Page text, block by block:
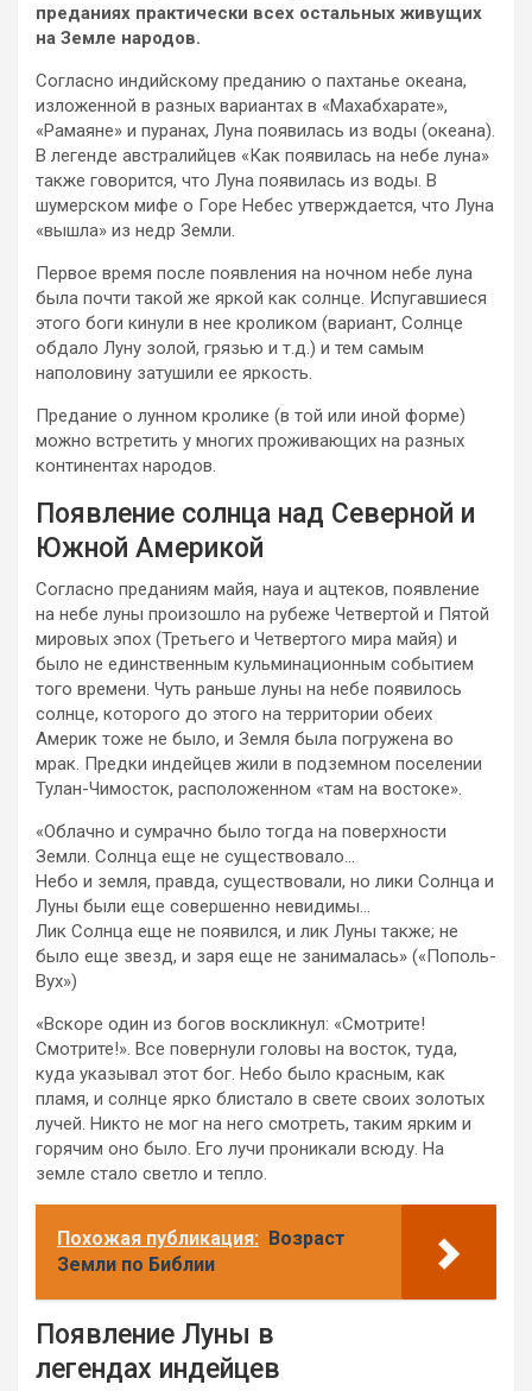
преданиях практически всех остальных живущих
на Земле народов.
Согласно индийскому преданию о пахтанье океана,
изложенной в разных вариантах в «Махабхарате»,
«Рамаяне» и пуранах, Луна появилась из воды (океана).
В легенде австралийцев «Как появилась на небе луна»
также говорится, что Луна появилась из воды. В
шумерском мифе о Горе Небес утверждается, что Луна
«вышла» из недр Земли.
Первое время после появления на ночном небе луна
была почти такой же яркой как солнце. Испугавшиеся
этого боги кинули в нее кроликом (вариант, Солнце
обдало Луну золой, грязью и т.д.) и тем самым
наполовину затушили ее яркость.
Предание о лунном кролике (в той или иной форме)
можно встретить у многих проживающих на разных
континентах народов.
Появление солнца над Северной и
Южной Америкой
Согласно преданиям майя, науа и ацтеков, появление
на небе луны произошло на рубеже Четвертой и Пятой
мировых эпох (Третьего и Четвертого мира майя) и
было не единственным кульминационным событием
того времени. Чуть раньше луны на небе появилось
солнце, которого до этого на территории обеих
Америк тоже не было, и Земля была погружена во
мрак. Предки индейцев жили в подземном поселении
Тулан-Чимосток, расположенном «там на востоке».
«Облачно и сумрачно было тогда на поверхности
Земли. Солнца еще не существовало…
Небо и земля, правда, существовали, но лики Солнца и
Луны были еще совершенно невидимы…
Лик Солнца еще не появился, и лик Луны также; не
было еще звезд, и заря еще не занималась» («Пополь-
Вух»)
«Вскоре один из богов воскликнул: «Смотрите!
Смотрите!». Все повернули головы на восток, туда,
куда указывал этот бог. Небо было красным, как
пламя, и солнце ярко блистало в свете своих золотых
лучей. Никто не мог на него смотреть, таким ярким и
горячим оно было. Его лучи проникали всюду. На
земле стало светло и тепло.
Похожая публикация: Возраст
Земли по Библии
Появление Луны в
легендах индейцев